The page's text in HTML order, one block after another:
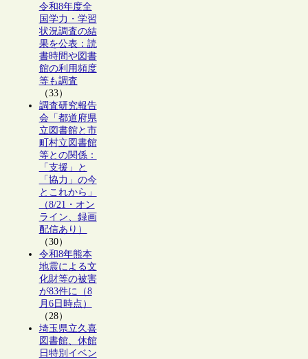
令和8年度全
国学力・学習
状況調査の結
果を公表：読
書時間や図書
館の利用頻度
等も調査
（33）
調査研究報告
会「都道府県
立図書館と市
町村立図書館
等との関係：
「支援」と
「協力」の今
とこれから」
（8/21・オン
ライン、録画
配信あり）
（30）
令和8年熊本
地震による文
化財等の被害
が83件に（8
月6日時点）
（28）
埼玉県立久喜
図書館、休館
日特別イベン